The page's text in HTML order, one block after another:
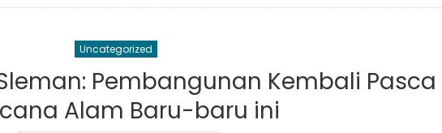
dan
Pemulihan
Bencana
Uncategorized
Pembangunan Kembali Pasca
Alam Baru-baru ini